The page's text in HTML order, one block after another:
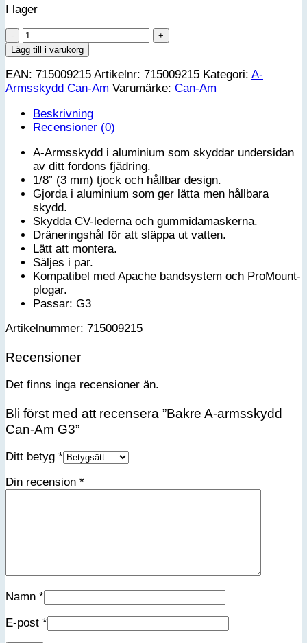
I lager
Bakre
A-
armsskydd
Can-
Am
mängd
Lägg till i varukorg
EAN: 715009215 Artikelnr: 715009215 Kategori: A-
Armsskydd Can-Am Varumärke: Can-Am
Beskrivning
Recensioner (0)
A-Armsskydd i aluminium som skyddar undersidan
av ditt fordons fjädring.
1/8” (3 mm) tjock och hållbar design.
Gjorda i aluminium som ger lätta men hållbara
skydd.
Skydda CV-lederna och gummidamaskerna.
Dräneringshål för att släppa ut vatten.
Lätt att montera.
Säljes i par.
Kompatibel med Apache bandsystem och ProMount-
plogar.
Passar: G3
Artikelnummer: 715009215
Recensioner
Det finns inga recensioner än.
Bli först med att recensera ”Bakre A-armsskydd
Can-Am G3”
Ditt betyg *
Din recension *
Namn *
E-post *